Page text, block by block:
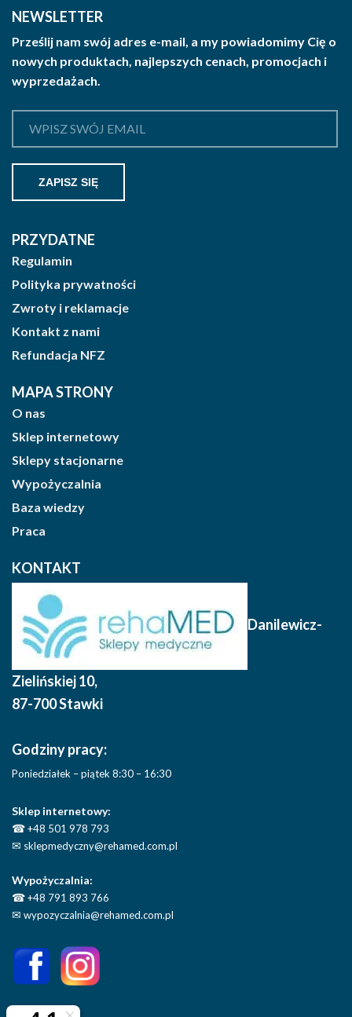
na
stronie
NEWSLETTER
Prześlij nam swój adres e-mail, a my powiadomimy Cię o
nowych produktach, najlepszych cenach, promocjach i
wyprzedażach.
PRZYDATNE
Regulamin
Polityka prywatności
Zwroty i reklamacje
Kontakt z nami
Refundacja NFZ
MAPA STRONY
O nas
Sklep internetowy
Sklepy stacjonarne
Wypożyczalnia
Baza wiedzy
Praca
KONTAKT
Danilewicz-
Zielińskiej 10,
87-700 Stawki
Godziny pracy:
Poniedziałek – piątek 8:30 – 16:30
Sklep internetowy:
☎+48 501 978 793
✉ sklepmedyczny@rehamed.com.pl
Wypożyczalnia:
☎+48 791 893 766
✉ wypozyczalnia@rehamed.com.pl